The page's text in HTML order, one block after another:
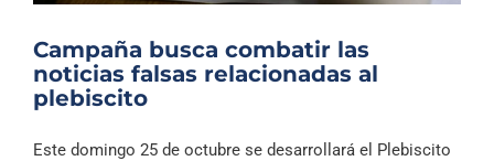
Campaña busca combatir las
noticias falsas relacionadas al
plebiscito
Este domingo 25 de octubre se desarrollará el Plebiscito